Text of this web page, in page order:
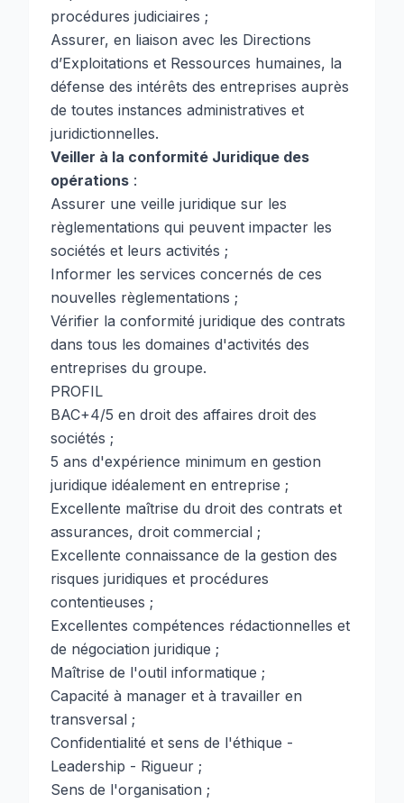
procédures judiciaires ;
Assurer, en liaison avec les Directions
d’Exploitations et Ressources humaines, la
défense des intérêts des entreprises auprès
de toutes instances administratives et
juridictionnelles.
Veiller à la conformité Juridique des
opérations :
Assurer une veille juridique sur les
règlementations qui peuvent impacter les
sociétés et leurs activités ;
Informer les services concernés de ces
nouvelles règlementations ;
Vérifier la conformité juridique des contrats
dans tous les domaines d'activités des
entreprises du groupe.
PROFIL
BAC+4/5 en droit des affaires droit des
sociétés ;
5 ans d'expérience minimum en gestion
juridique idéalement en entreprise ;
Excellente maîtrise du droit des contrats et
assurances, droit commercial ;
Excellente connaissance de la gestion des
risques juridiques et procédures
contentieuses ;
Excellentes compétences rédactionnelles et
de négociation juridique ;
Maîtrise de l'outil informatique ;
Capacité à manager et à travailler en
transversal ;
Confidentialité et sens de l'éthique -
Leadership - Rigueur ;
Sens de l'organisation ;